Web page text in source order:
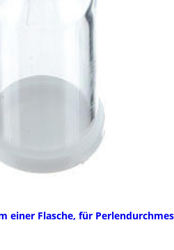
einer Flasche, für